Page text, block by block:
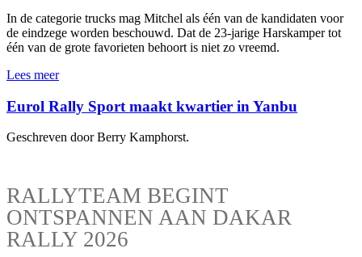
In de categorie trucks mag Mitchel als één van de kandidaten voor
de eindzege worden beschouwd. Dat de 23-jarige Harskamper tot
één van de grote favorieten behoort is niet zo vreemd.
Lees meer
Eurol Rally Sport maakt kwartier in Yanbu
Geschreven door Berry Kamphorst.
RALLYTEAM BEGINT
ONTSPANNEN AAN DAKAR
RALLY 2026